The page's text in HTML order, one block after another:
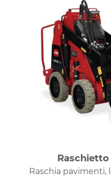
Raschia pavimenti,